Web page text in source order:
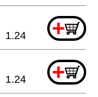
+
1.24
+
1.24